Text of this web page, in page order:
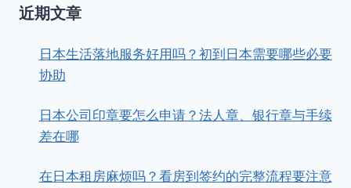
近期文章
日本生活落地服务好用吗？初到日本需要哪些必要
协助
日本公司印章要怎么申请？法人章、银行章与手续
差在哪
在日本租房麻烦吗？看房到签约的完整流程要注意